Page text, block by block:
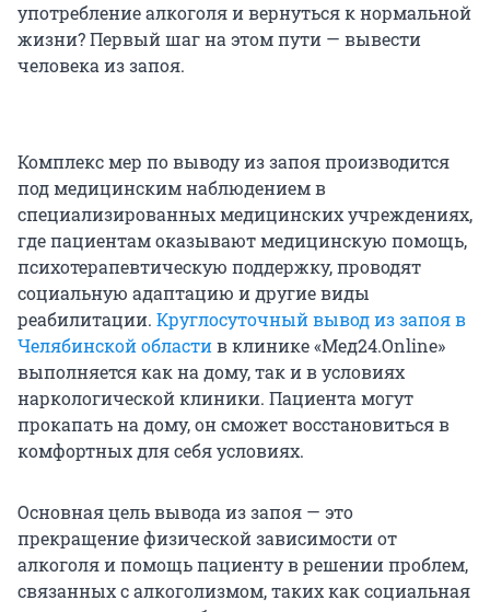
употребление алкоголя и вернуться к нормальной
жизни? Первый шаг на этом пути — вывести
человека из запоя.
Комплекс мер по выводу из запоя производится
под медицинским наблюдением в
специализированных медицинских учреждениях,
где пациентам оказывают медицинскую помощь,
психотерапевтическую поддержку, проводят
социальную адаптацию и другие виды
реабилитации. Круглосуточный вывод из запоя в
Челябинской областив клинике «Мед24.Online»
выполняется как на дому, так и в условиях
наркологической клиники. Пациента могут
прокапать на дому, он сможет восстановиться в
комфортных для себя условиях.
Основная цель вывода из запоя — это
прекращение физической зависимости от
алкоголя и помощь пациенту в решении проблем,
связанных с алкоголизмом, таких как социальная